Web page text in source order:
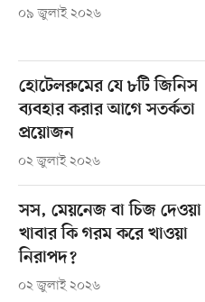
০৯ জুলাই ২০২৬
হোটেলরুমের যে ৮টি জিনিস
ব্যবহার করার আগে সতর্কতা
প্রয়োজন
০২ জুলাই ২০২৬
সস, মেয়নেজ বা চিজ দেওয়া
খাবার কি গরম করে খাওয়া
নিরাপদ?
০২ জুলাই ২০২৬